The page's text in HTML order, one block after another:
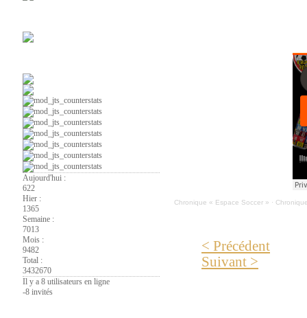
Aujourd'hui :
622
Hier :
1365
Semaine :
7013
Mois :
9482
Total :
3432670
Il y a 8 utilisateurs en ligne
-8 invités
Chronique « Espace Soccer » ·
< Précédent
Suivant >